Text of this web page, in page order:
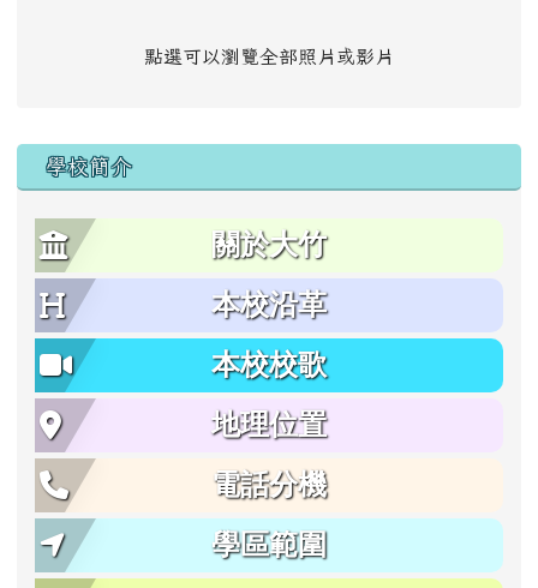
點選可以瀏覽全部照片或影片
學校簡介
關於大竹
本校沿革
本校校歌
地理位置
電話分機
學區範圍